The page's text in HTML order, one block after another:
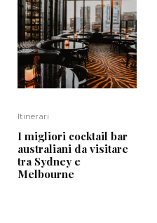
Itinerari
I migliori cocktail bar
australiani da visitare
tra Sydney e
Melbourne